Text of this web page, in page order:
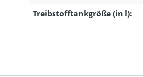
Treibstofftankgröße (in l):